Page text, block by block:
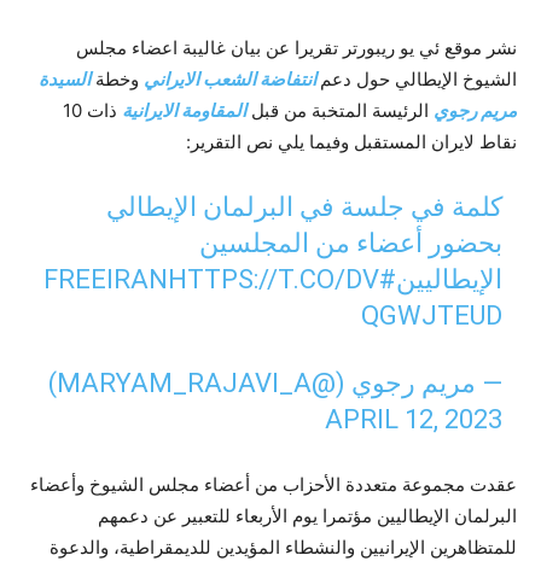
نشر موقع ئي يو ريبورتر تقريرا عن بيان غاليبة اعضاء مجلس
الشيوخ الإيطالي حول دعمانتفاضة الشعب الايراني وخطةالسيدة
مريم رجوي الرئيسة المتخبة من قبل المقاومة الايرانية
ذات 10
نقاط لايران المستقبل وفيما يلي نص التقرير:
كلمة في جلسة في البرلمان الإيطالي
بحضور أعضاء من المجلسين
الإيطاليين#FREEIRAN
HTTPS://T.CO/DV
QGWJTEUD
— مریم رجوي (@MARYAM_RAJAVI_A)
APRIL 12, 2023
عقدت مجموعة متعددة الأحزاب من أعضاء مجلس الشيوخ وأعضاء
البرلمان الإيطاليين مؤتمرا يوم الأربعاء للتعبير عن دعمهم
للمتظاهرين الإيرانيين والنشطاء المؤيدين للديمقراطية، والدعوة